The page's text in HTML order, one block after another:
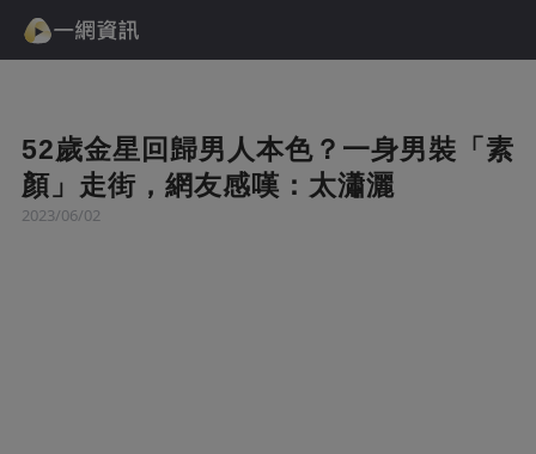
52歲金星回歸男人本色？一身男裝「素
顏」走街，網友感嘆：太瀟灑
2023/06/02